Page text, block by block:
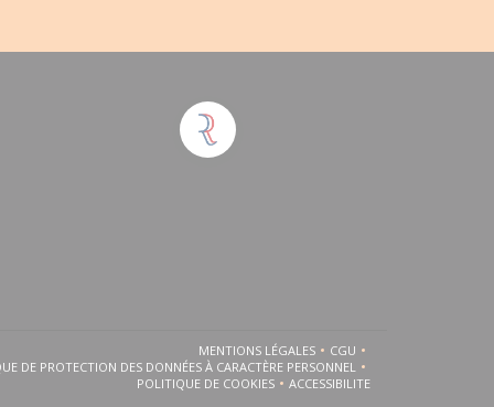
FENÊTRE)) MENTIONS LÉGALES((OUVRE UNE NOUVELLE FENÊTRE))
CGU((OUVRE UNE NOUVELLE
DE PROTECTION DES DONNÉES À CARACTÈRE PERSONNEL
((OUVRE UNE NOUVELLE FENÊTRE))
POLITIQUE DE COOKIES((OUVRE UNE NOUVELLE FENÊTRE))
ACCESSIBILITE((OUVRE UNE NOUVELLE